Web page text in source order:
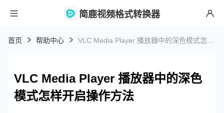
简鹿视频格式转换器
首页 帮助中心
VLC Media Player 播放器中的深色
模式怎样开启操作方法